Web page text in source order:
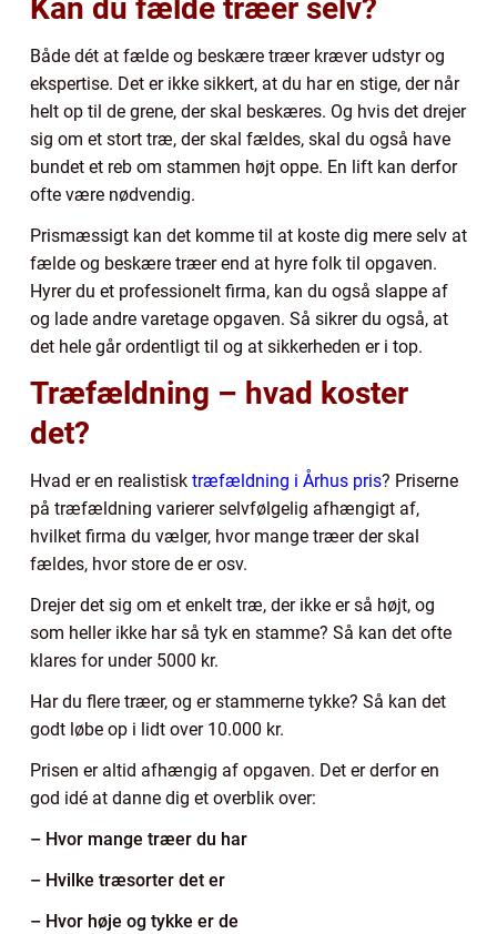
Kan du fælde træer selv?
Både dét at fælde og beskære træer kræver udstyr og
ekspertise. Det er ikke sikkert, at du har en stige, der når
helt op til de grene, der skal beskæres. Og hvis det drejer
sig om et stort træ, der skal fældes, skal du også have
bundet et reb om stammen højt oppe. En lift kan derfor
ofte være nødvendig.
Prismæssigt kan det komme til at koste dig mere selv at
fælde og beskære træer end at hyre folk til opgaven.
Hyrer du et professionelt firma, kan du også slappe af
og lade andre varetage opgaven. Så sikrer du også, at
det hele går ordentligt til og at sikkerheden er i top.
Træfældning – hvad koster
det?
Hvad er en realistisk træfældning i Århus pris? Priserne
på træfældning varierer selvfølgelig afhængigt af,
hvilket firma du vælger, hvor mange træer der skal
fældes, hvor store de er osv.
Drejer det sig om et enkelt træ, der ikke er så højt, og
som heller ikke har så tyk en stamme? Så kan det ofte
klares for under 5000 kr.
Har du flere træer, og er stammerne tykke? Så kan det
godt løbe op i lidt over 10.000 kr.
Prisen er altid afhængig af opgaven. Det er derfor en
god idé at danne dig et overblik over:
– Hvor mange træer du har
– Hvilke træsorter det er
– Hvor høje og tykke er de